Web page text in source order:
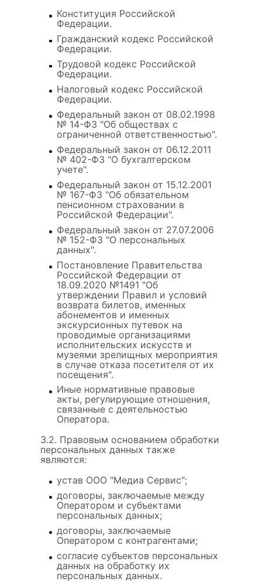
Конституция Российской
Федерации.
Гражданский кодекс Российской
Федерации.
Трудовой кодекс Российской
Федерации.
Налоговый кодекс Российской
Федерации.
Федеральный закон от 08.02.1998
№ 14-ФЗ "Об обществах с
ограниченной ответственностью".
Федеральный закон от 06.12.2011
№ 402-ФЗ "О бухгалтерском
учете".
Федеральный закон от 15.12.2001
№ 167-ФЗ "Об обязательном
пенсионном страховании в
Российской Федерации".
Федеральный закон от 27.07.2006
№ 152-ФЗ "О персональных
данных".
Постановление Правительства
Российской Федерации от
18.09.2020 №1491 "Об
утверждении Правил и условий
возврата билетов, именных
абонементов и именных
экскурсионных путевок на
проводимые организациями
исполнительских искусств и
музеями зрелищных мероприятия
в случае отказа посетителя от их
посещения".
Иные нормативные правовые
акты, регулирующие отношения,
связанные с деятельностью
Оператора.
3.2. Правовым основанием обработки
персональных данных также
являются:
устав ООО "Медиа Сервис";
договоры, заключаемые между
Оператором и субъектами
персональных данных;
договоры, заключаемые
Оператором с контрагентами;
согласие субъектов персональных
данных на обработку их
персональных данных.